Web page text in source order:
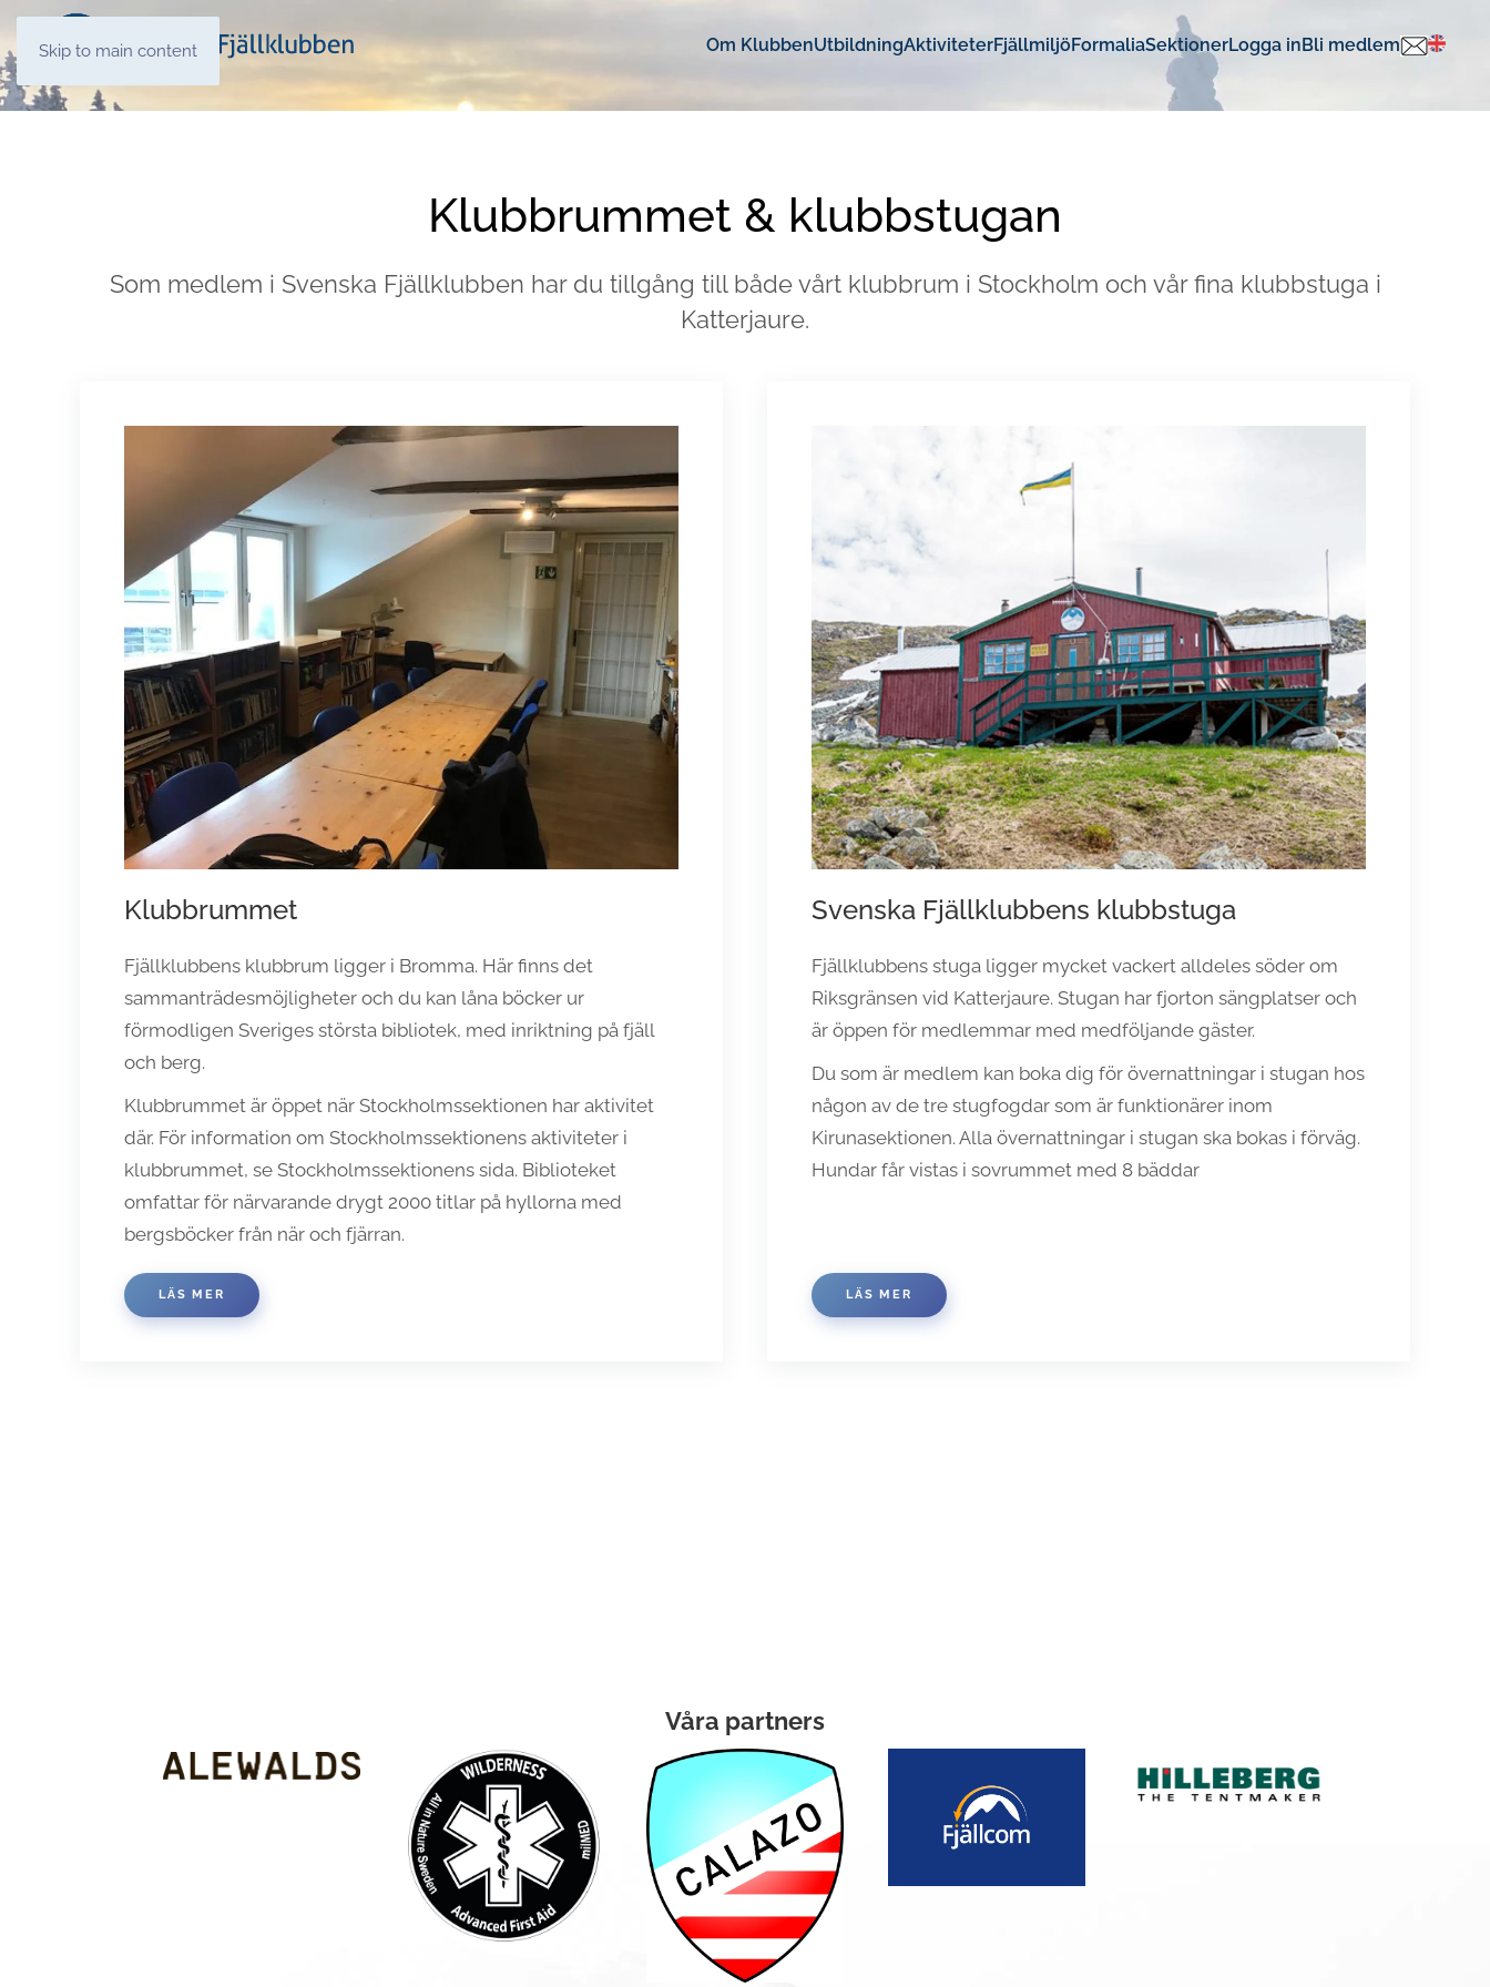
Skip to main content Om KlubbenUtbildningAktiviteterFjällmiljöFormaliaSektionerLogga inBli medlem
Klubbrummet & klubbstugan
Som medlem i Svenska Fjällklubben har du tillgång till både vårt klubbrum i Stockholm och vår fina klubbstuga i
Katterjaure.
Klubbrummet
Fjällklubbens klubbrum ligger i Bromma. Här finns det
sammanträdesmöjligheter och du kan låna böcker ur
förmodligen Sveriges största bibliotek, med inriktning på fjäll
och berg.
Klubbrummet är öppet när Stockholmssektionen har aktivitet
där. För information om Stockholmssektionens aktiviteter i
klubbrummet, se Stockholmssektionens sida. Biblioteket
omfattar för närvarande drygt 2000 titlar på hyllorna med
bergsböcker från när och fjärran.
LÄS MER
Svenska Fjällklubbens klubbstuga
Fjällklubbens stuga ligger mycket vackert alldeles söder om
Riksgränsen vid Katterjaure. Stugan har fjorton sängplatser och
är öppen för medlemmar med medföljande gäster.
Du som är medlem kan boka dig för övernattningar i stugan hos
någon av de tre stugfogdar som är funktionärer inom
Kirunasektionen. Alla övernattningar i stugan ska bokas i förväg.
Hundar får vistas i sovrummet med 8 bäddar
LÄS MER
Våra partners